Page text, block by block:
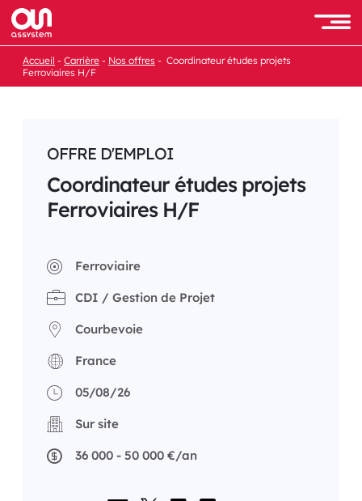
Passer
au
contenu
Accueil Carrière Nos offres
Coordinateur études projets
Ferroviaires H/F
OFFRE D'EMPLOI
Coordinateur études projets
Ferroviaires H/F
Ferroviaire
CDI / Gestion de Projet
Courbevoie
France
05/08/26
Sur site
36 000 - 50 000 €/an